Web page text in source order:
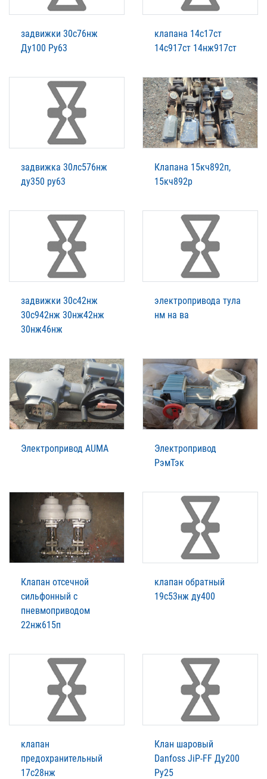
задвижки 30с76нж
Ду100 Ру63
клапана 14с17ст
14с917ст 14нж917ст
задвижка 30лс576нж
ду350 ру63
Клапана 15кч892п,
15кч892р
задвижки 30с42нж
30с942нж 30нж42нж
30нж46нж
электропривода тула
нм на ва
Электропривод AUMA
Электропривод
РэмТэк
Клапан отсечной
сильфонный с
пневмоприводом
22нж615п
клапан обратный
19с53нж ду400
клапан
предохранительный
17с28нж
Клан шаровый
Danfoss JiP-FF Ду200
Ру25